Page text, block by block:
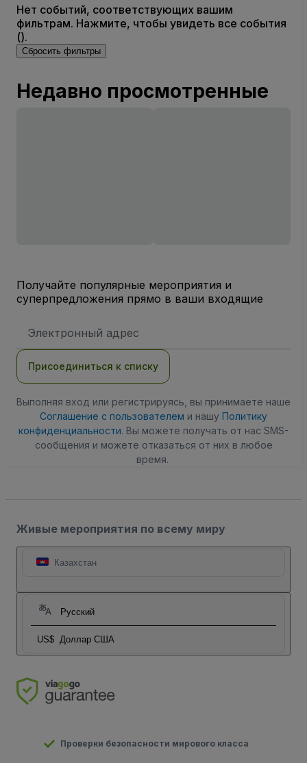
Нет событий, соответствующих вашим
фильтрам. Нажмите, чтобы увидеть все события
().
Сбросить фильтры
Недавно просмотренные
Получайте популярные мероприятия и
суперпредложения прямо в ваши входящие
электронной
Присоединиться к списку
Выполняя вход или регистрируясь, вы принимаете наше
Соглашение с пользователем и нашу Политику
конфиденциальности. Вы можете получать от нас SMS-
сообщения и можете отказаться от них в любое
время.
Живые мероприятия по всему миру
Казахстан
Русский
US$ Доллар США
Проверки безопасности мирового класса